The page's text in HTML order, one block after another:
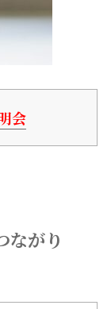
会
ながり